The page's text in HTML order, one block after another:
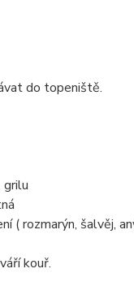
do topeniště.
grilu
rozmarýn, šalvěj,
kouř.